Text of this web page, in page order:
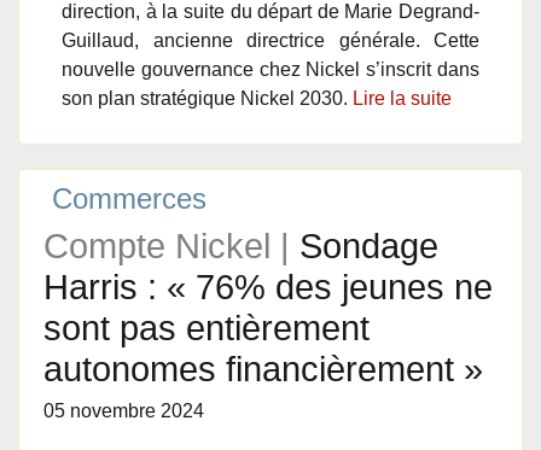
direction, à la suite du départ de Marie Degrand-
Guillaud, ancienne directrice générale. Cette
nouvelle gouvernance chez Nickel s’inscrit dans
son plan stratégique Nickel 2030. Lire la suite
Commerces
Compte Nickel | Sondage
Harris : « 76% des jeunes ne
sont pas entièrement
autonomes financièrement »
05 novembre 2024